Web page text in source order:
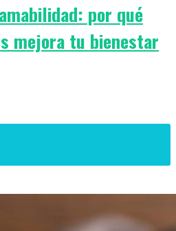
por qué
mejora tu bienestar